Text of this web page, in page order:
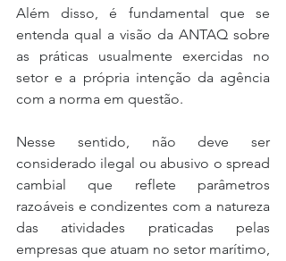
Além disso, é fundamental que se
entenda qual a visão da ANTAQ sobre
as práticas usualmente exercidas no
setor e a própria intenção da agência
com a norma em questão.
Nesse sentido, não deve ser
considerado ilegal ou abusivo o spread
cambial que reflete parâmetros
razoáveis e condizentes com a natureza
das atividades praticadas pelas
empresas que atuam no setor marítimo,